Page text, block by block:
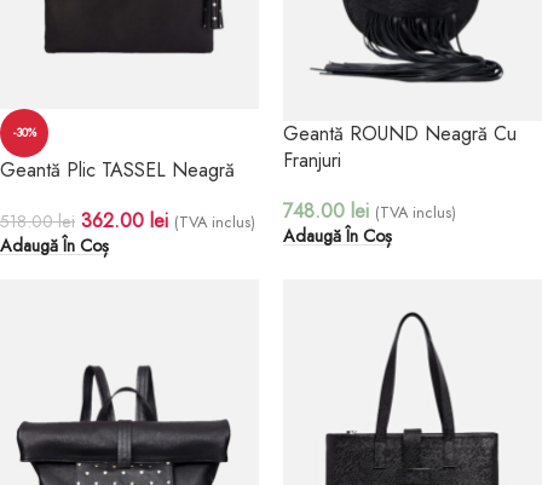
-30%
Geantă Plic TASSEL Neagră
518.00lei 362.00 lei (TVA inclus)
Adaugă În Coș
Geantă ROUND Neagră Cu
Franjuri
748.00 lei (TVA inclus)
Adaugă În Coș